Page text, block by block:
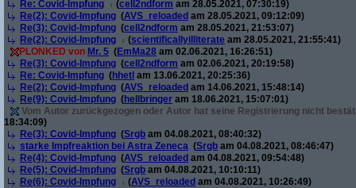
Re: Covid-Impfung
(cell2ndform am 28.05.2021, 07:30:19)
Re(2): Covid-Impfung (AVS_reloaded am 28.05.2021, 09:12:09)
Re(3): Covid-Impfung (cell2ndform am 28.05.2021, 21:53:07)
Re(2): Covid-Impfung
(scientificallyilliterate am 28.05.2021, 21:55:41)
PLONKED von Mr. 5 (EmMa28 am 02.06.2021, 16:26:51)
Re(3): Covid-Impfung (cell2ndform am 02.06.2021, 20:19:58)
Re: Covid-Impfung (hhetl am 13.06.2021, 20:25:36)
Re(2): Covid-Impfung (AVS_reloaded am 14.06.2021, 15:48:14)
Re(9): Covid-Impfung (hellbringer am 18.06.2021, 15:07:01)
Vom Autor zurückgezogen oder Autor hat seine Registrierung nicht
18:34:09)
Re(3): Covid-Impfung (Srgb am 04.08.2021, 08:40:32)
starke Impfreaktion bei Astra Zeneca (Srgb am 04.08.2021, 08:46:47)
Re(4): Covid-Impfung (AVS_reloaded am 04.08.2021, 09:54:48)
Re(5): Covid-Impfung (Srgb am 04.08.2021, 10:10:11)
Re(6): Covid-Impfung
(AVS_reloaded am 04.08.2021, 10:26:49)